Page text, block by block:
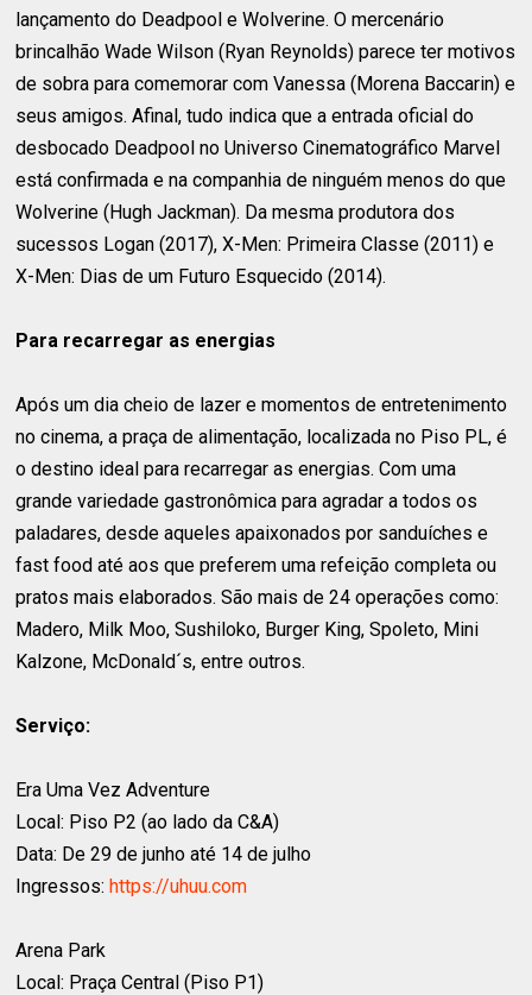
lançamento do Deadpool e Wolverine. O mercenário
brincalhão Wade Wilson (Ryan Reynolds) parece ter motivos
de sobra para comemorar com Vanessa (Morena Baccarin) e
seus amigos. Afinal, tudo indica que a entrada oficial do
desbocado Deadpool no Universo Cinematográfico Marvel
está confirmada e na companhia de ninguém menos do que
Wolverine (Hugh Jackman). Da mesma produtora dos
sucessos Logan (2017), X-Men: Primeira Classe (2011) e
X-Men: Dias de um Futuro Esquecido (2014).
Para recarregar as energias
Após um dia cheio de lazer e momentos de entretenimento
no cinema, a praça de alimentação, localizada no Piso PL, é
o destino ideal para recarregar as energias. Com uma
grande variedade gastronômica para agradar a todos os
paladares, desde aqueles apaixonados por sanduíches e
fast food até aos que preferem uma refeição completa ou
pratos mais elaborados. São mais de 24 operações como:
Madero, Milk Moo, Sushiloko, Burger King, Spoleto, Mini
Kalzone, McDonald´s, entre outros.
Serviço:
Era Uma Vez Adventure
Local: Piso P2 (ao lado da C&A)
Data: De 29 de junho até 14 de julho
Ingressos:https://uhuu.com
Arena Park
Local: Praça Central (Piso P1)